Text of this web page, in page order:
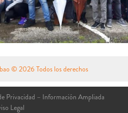
© 2026 Todos los derechos
Privacidad – Información Ampliada
Legal